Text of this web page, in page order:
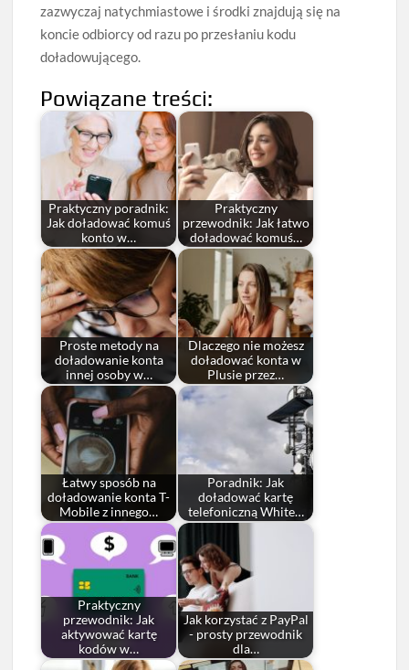
zazwyczaj natychmiastowe i środki znajdują się na
koncie odbiorcy od razu po przesłaniu kodu
doładowującego.
Powiązane treści:
Praktyczny poradnik:
Jak doładować komuś
konto w…
Praktyczny
przewodnik: Jak łatwo
doładować komuś…
Proste metody na
doładowanie konta
innej osoby w…
Dlaczego nie możesz
doładować konta w
Plusie przez…
Łatwy sposób na
doładowanie konta T-
Mobile z innego…
Poradnik: Jak
doładować kartę
telefoniczną White…
Praktyczny
przewodnik: Jak
aktywować kartę
kodów w…
Jak korzystać z PayPal
- prosty przewodnik
dla…